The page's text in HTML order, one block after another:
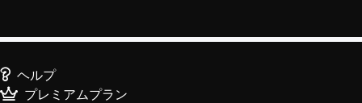
ヘルプ
プレミアムプラン